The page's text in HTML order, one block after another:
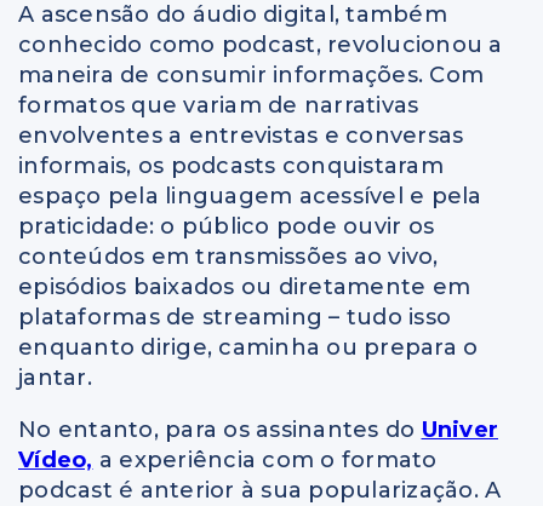
A ascensão do áudio digital, também
conhecido como podcast, revolucionou a
maneira de consumir informações. Com
formatos que variam de narrativas
envolventes a entrevistas e conversas
informais, os podcasts conquistaram
espaço pela linguagem acessível e pela
praticidade: o público pode ouvir os
conteúdos em transmissões ao vivo,
episódios baixados ou diretamente em
plataformas de streaming – tudo isso
enquanto dirige, caminha ou prepara o
jantar.
No entanto, para os assinantes do Univer
Vídeo, a experiência com o formato
podcast é anterior à sua popularização. A